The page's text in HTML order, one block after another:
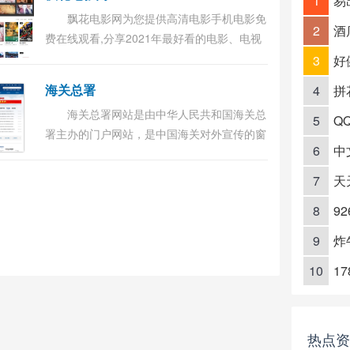
飘花电影网为您提供高清电影手机电影免
费在线观看,分享2021年最好看的电影、电视
海关总署
海关总署网站是由中华人民共和国海关总
署主办的门户网站，是中国海关对外宣传的窗
2
酒
3
好
4
拼
5
6
中
7
天
8
9
炸
10
热点